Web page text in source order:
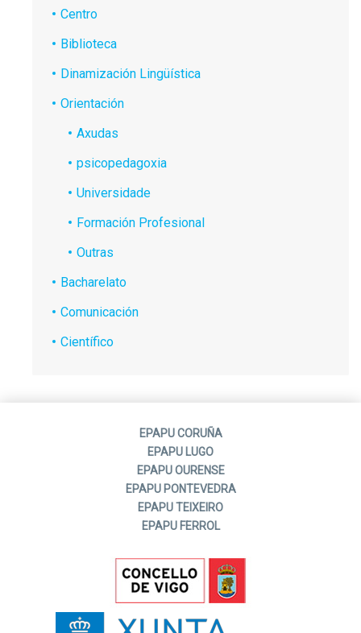
Centro
Biblioteca
Dinamización Lingüística
Orientación
Axudas
psicopedagoxia
Universidade
Formación Profesional
Outras
Bacharelato
Comunicación
Científico
EPAPU CORUÑA
EPAPU LUGO
EPAPU OURENSE
EPAPU PONTEVEDRA
EPAPU TEIXEIRO
EPAPU FERROL